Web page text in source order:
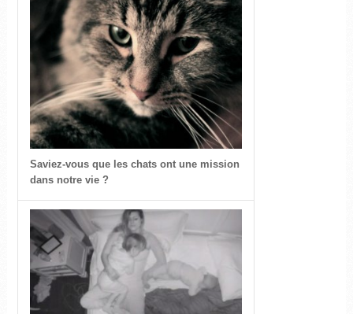
Saviez-vous que les chats ont une mission
dans notre vie ?